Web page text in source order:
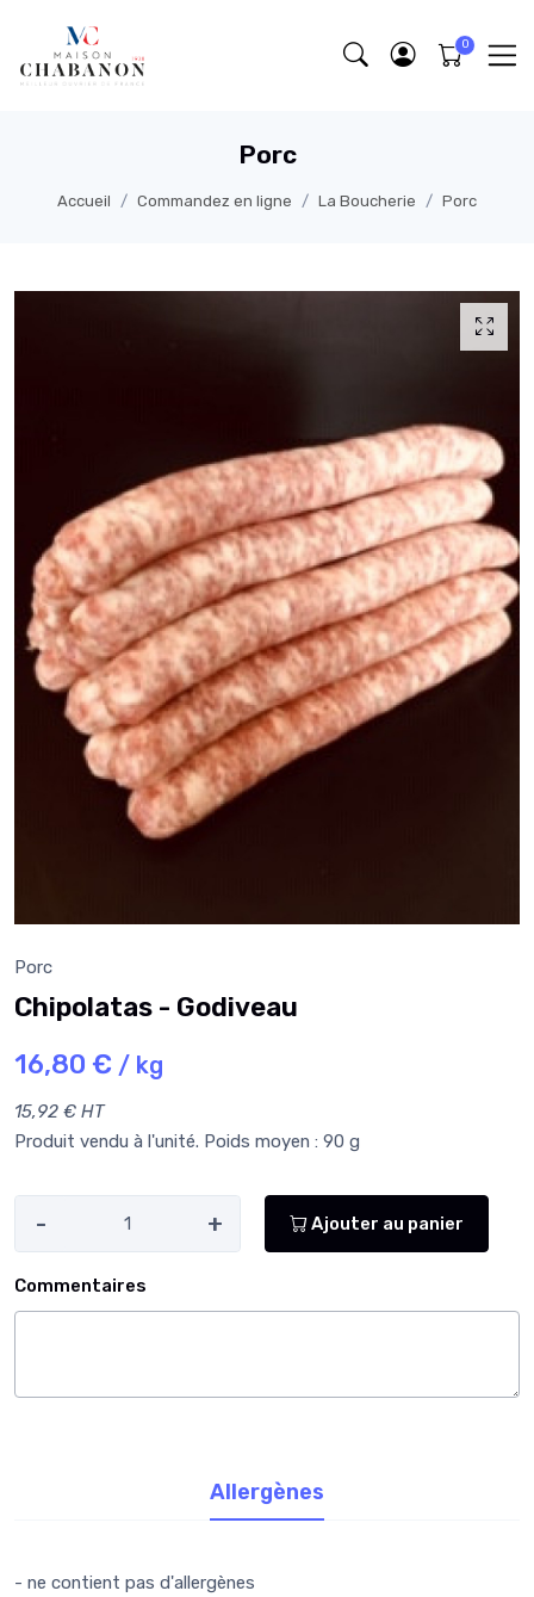
Porc
Accueil Commandez en ligne La Boucherie Porc
Porc
Chipolatas - Godiveau
16,80 € / kg
15,92 € HT
Produit vendu à l'unité. Poids moyen : 90 g
- + Ajouter au panier
Commentaires
Allergènes
- ne contient pas d'allergènes